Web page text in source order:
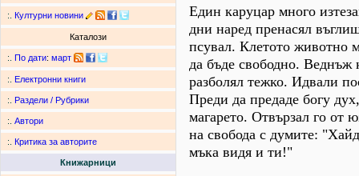
:. Културни новини
Каталози
:. По дати: март
:. Електронни книги
:. Раздели / Рубрики
:. Автори
:. Критика за авторите
Книжарници
Един каруцар много
дни наред пренасял
псувал. Клетото животно
да бъде свободно. Веднъж
разболял тежко. Идвали
Преди да предаде богу
магарето. Отвързал го от
на свобода с думите:
мъка видя и ти!"